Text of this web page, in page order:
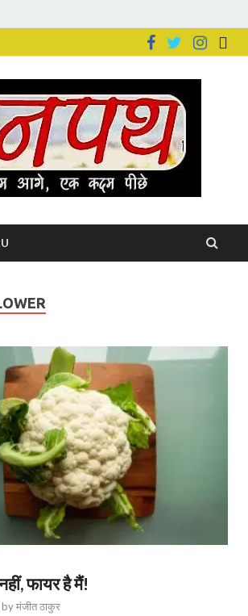
फायर है मैं!
byमंजीत ठाकुर